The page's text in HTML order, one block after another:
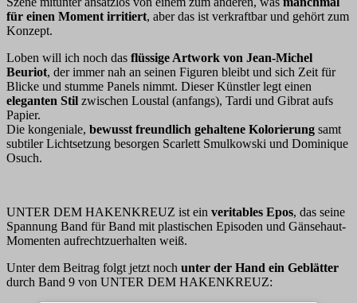
für einen Moment irritiert, aber das ist verkraftbar und gehört zum
Konzept.
Loben will ich noch das flüssige Artwork von Jean-Michel
Beuriot, der immer nah an seinen Figuren bleibt und sich Zeit für
Blicke und stumme Panels nimmt. Dieser Künstler legt einen
eleganten Stil zwischen Loustal (anfangs), Tardi und Gibrat aufs
Papier.
Die kongeniale, bewusst freundlich gehaltene Kolorierung samt
subtiler Lichtsetzung besorgen Scarlett Smulkowski und Dominique
Osuch.
UNTER DEM HAKENKREUZ ist ein veritables Epos, das seine
Spannung Band für Band mit plastischen Episoden und Gänsehaut-
Momenten aufrechtzuerhalten weiß.
Unter dem Beitrag folgt jetzt noch unter der Hand ein Geblätter
durch Band 9 von UNTER DEM HAKENKREUZ: